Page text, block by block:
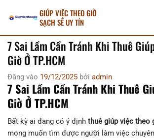
qua
dung
GIÚP VIỆC THEO GIỜ
SẠCH SẼ UY TÍN
7 Sai Lầm Cần Tránh Khi Thuê
Giờ Ở TP.HCM
Đăng vào 19/12/2025 bởi admin
7 Sai Lầm Cần Tránh Khi Thuê
Giờ Ở TP.HCM
Bất kỳ ai đang có ý định thuê giúp việc theo
mong muốn tìm được người làm việc